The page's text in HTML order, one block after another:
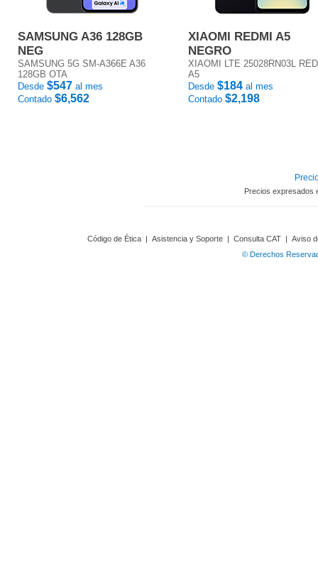
SAMSUNG A36 128GB
NEG
SAMSUNG 5G SM-A366E A36
128GB OTA
Desde $547 al mes
Contado $6,562
XIAOMI REDMI A5
NEGRO
XIAOMI LTE 25028RN03L
A5
Desde $184 al mes
Contado $2,198
Precios expresados
Código de Ética | Asistencia y Soporte | Consulta CAT | Aviso
© Derechos